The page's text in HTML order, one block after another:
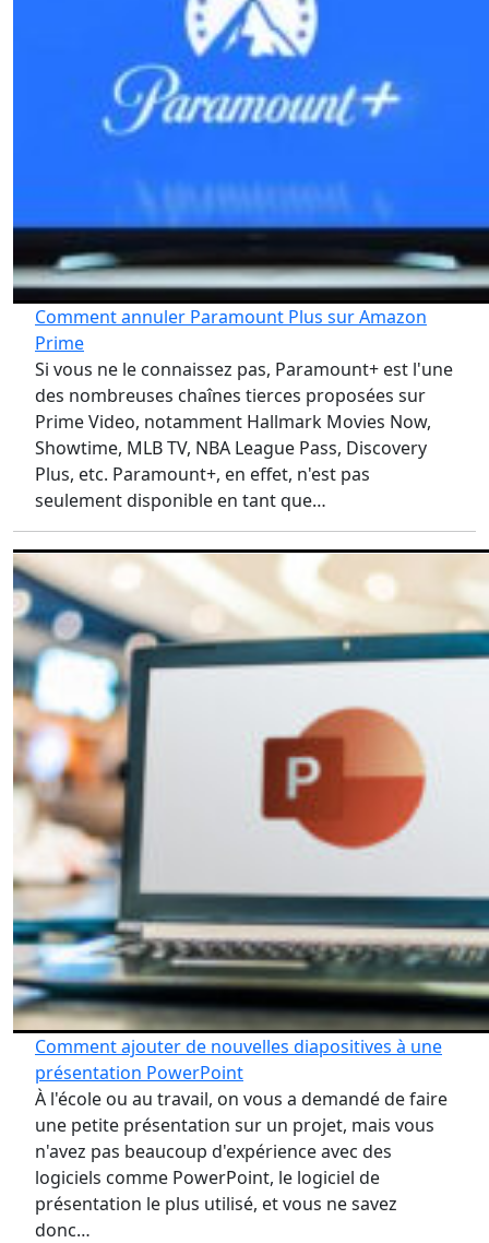
Comment annuler Paramount Plus sur Amazon
Prime
Si vous ne le connaissez pas, Paramount+ est l'une
des nombreuses chaînes tierces proposées sur
Prime Video, notamment Hallmark Movies Now,
Showtime, MLB TV, NBA League Pass, Discovery
Plus, etc. Paramount+, en effet, n'est pas
seulement disponible en tant que…
Comment ajouter de nouvelles diapositives à une
présentation PowerPoint
À l'école ou au travail, on vous a demandé de faire
une petite présentation sur un projet, mais vous
n'avez pas beaucoup d'expérience avec des
logiciels comme PowerPoint, le logiciel de
présentation le plus utilisé, et vous ne savez
donc…